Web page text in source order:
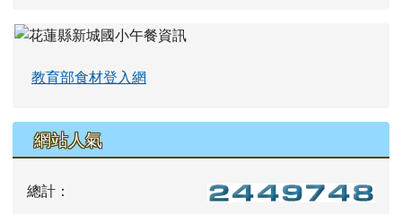
教育部食材登入網
網站人氣
總計：